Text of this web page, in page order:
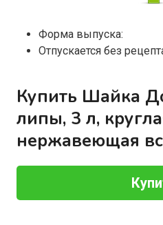
Форма выпуска:
Отпускается без
Купить Шайка
липы, 3 л,
нержавеющая